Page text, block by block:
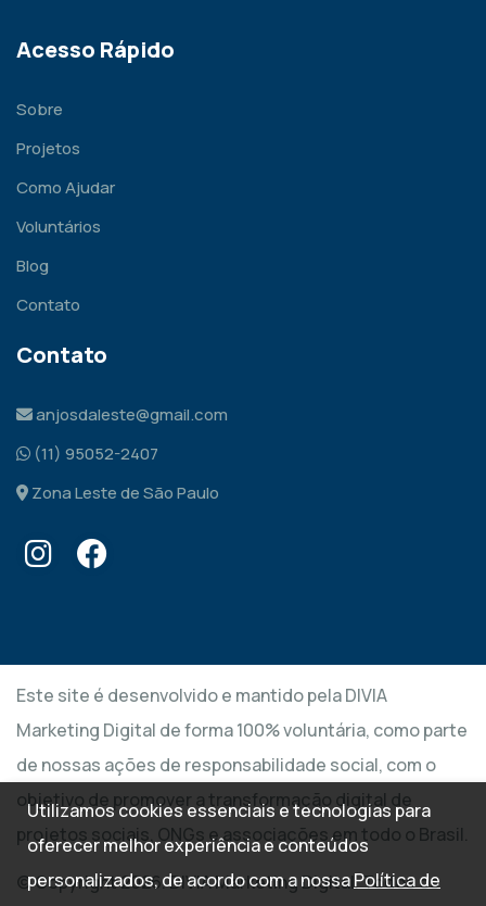
Acesso Rápido
Sobre
Projetos
Como Ajudar
Voluntários
Blog
Contato
Contato
anjosdaleste@gmail.com
(11) 95052-2407
Zona Leste de São Paulo
Este site é desenvolvido e mantido pela DIVIA
Marketing Digital de forma 100% voluntária, como parte
de nossas ações de responsabilidade social, com o
objetivo de promover a transformação digital de
projetos sociais, ONGs e associações em todo o Brasil.
© Copyright 2026. DIVIA Marketing Digital. Todos os
Utilizamos cookies essenciais e tecnologias para
oferecer melhor experiência e conteúdos
personalizados, de acordo com a nossaPolítica de